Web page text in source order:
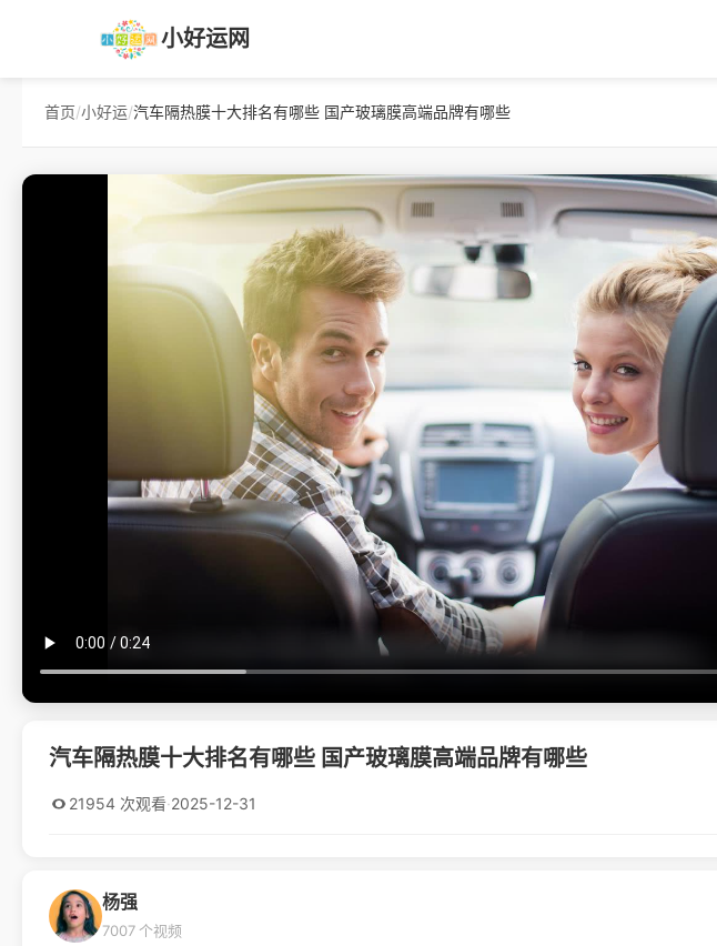
小好运网
首页 /小好运/汽车隔热膜十大排名有哪些 国产玻璃膜高端品牌有哪些
汽车隔热膜十大排名有哪些 国产玻璃膜高端品牌有哪些
21954 次观看·2025-12-31
杨强
7007 个视频